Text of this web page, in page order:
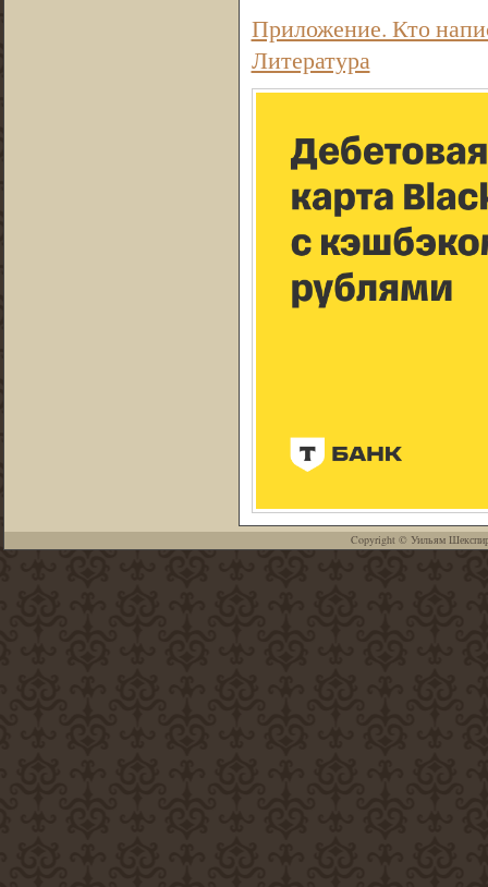
Приложение. Кто
Литература
Copyright © Уильям